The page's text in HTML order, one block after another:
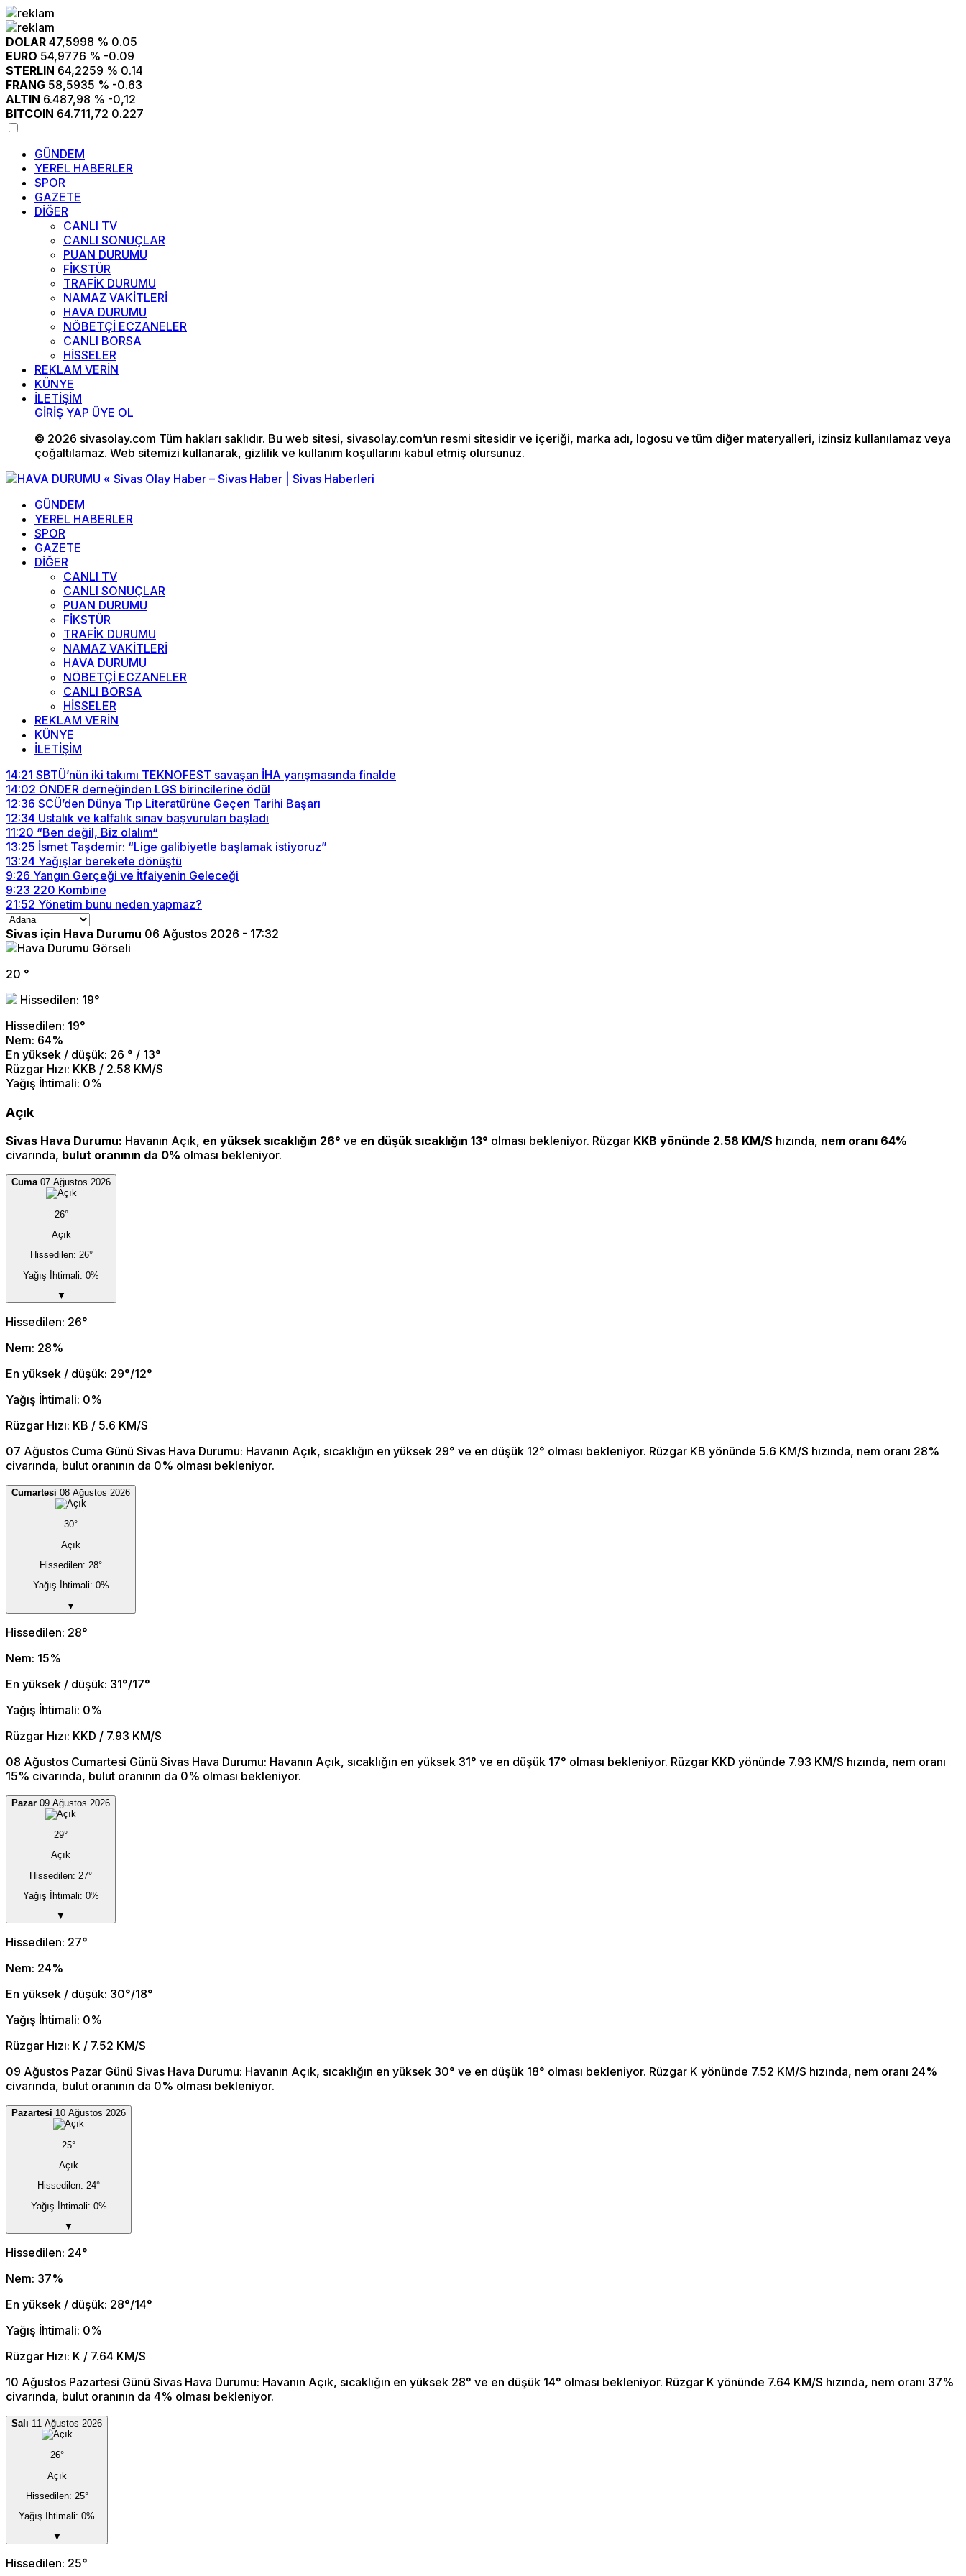
DOLAR 47,5998 % 0.05
EURO 54,9776 % -0.09
STERLIN 64,2259 % 0.14
FRANG 58,5935 % -0.63
ALTIN 6.487,98 % -0,12
BITCOIN 64.711,72 0.227
GÜNDEM
YEREL HABERLER
SPOR
GAZETE
DİĞER
CANLI TV
CANLI SONUÇLAR
PUAN DURUMU
FİKSTÜR
TRAFİK DURUMU
NAMAZ VAKİTLERİ
HAVA DURUMU
NÖBETÇİ ECZANELER
CANLI BORSA
HİSSELER
REKLAM VERİN
KÜNYE
İLETİŞİM
GİRİŞ YAP ÜYE OL
© 2026 sivasolay.com Tüm hakları saklıdır. Bu web sitesi, sivasolay.com’un resmi sitesidir ve içeriği, marka adı, logosu ve tüm diğer materyalleri, izinsiz kullanılamaz veya
çoğaltılamaz. Web sitemizi kullanarak, gizlilik ve kullanım koşullarını kabul etmiş olursunuz.
GÜNDEM
YEREL HABERLER
SPOR
GAZETE
DİĞER
CANLI TV
CANLI SONUÇLAR
PUAN DURUMU
FİKSTÜR
TRAFİK DURUMU
NAMAZ VAKİTLERİ
HAVA DURUMU
NÖBETÇİ ECZANELER
CANLI BORSA
HİSSELER
REKLAM VERİN
KÜNYE
İLETİŞİM
14:21 SBTÜ’nün iki takımı TEKNOFEST savaşan İHA yarışmasında finalde
14:02 ÖNDER derneğinden LGS birincilerine ödül
12:36 SCÜ’den Dünya Tıp Literatürüne Geçen Tarihi Başarı
12:34 Ustalık ve kalfalık sınav başvuruları başladı
11:20 “Ben değil, Biz olalım“
13:25 İsmet Taşdemir: “Lige galibiyetle başlamak istiyoruz”
13:24 Yağışlar berekete dönüştü
9:26 Yangın Gerçeği ve İtfaiyenin Geleceği
9:23 220 Kombine
21:52 Yönetim bunu neden yapmaz?
Sivas için Hava Durumu 06 Ağustos 2026 - 17:32
20 °
Hissedilen: 19°
Hissedilen: 19°
Nem: 64%
En yüksek / düşük: 26 ° / 13°
Rüzgar Hızı: KKB / 2.58 KM/S
Yağış İhtimali: 0%
Açık
Sivas Hava Durumu: Havanın Açık, en yüksek sıcaklığın 26° ve en düşük sıcaklığın 13° olması bekleniyor. Rüzgar KKB yönünde 2.58 KM/S hızında, nem oranı 64%
civarında, bulut oranının da 0% olması bekleniyor.
Cuma 07 Ağustos 2026
26°
Açık
Hissedilen: 26°
Yağış İhtimali: 0%
▼
Hissedilen: 26°
Nem: 28%
En yüksek / düşük: 29°/12°
Yağış İhtimali: 0%
Rüzgar Hızı: KB / 5.6 KM/S
07 Ağustos Cuma Günü Sivas Hava Durumu: Havanın Açık, sıcaklığın en yüksek 29° ve en düşük 12° olması bekleniyor. Rüzgar KB yönünde 5.6 KM/S hızında, nem oranı 28%
civarında, bulut oranının da 0% olması bekleniyor.
Cumartesi 08 Ağustos 2026
30°
Açık
Hissedilen: 28°
Yağış İhtimali: 0%
▼
Hissedilen: 28°
Nem: 15%
En yüksek / düşük: 31°/17°
Yağış İhtimali: 0%
Rüzgar Hızı: KKD / 7.93 KM/S
08 Ağustos Cumartesi Günü Sivas Hava Durumu: Havanın Açık, sıcaklığın en yüksek 31° ve en düşük 17° olması bekleniyor. Rüzgar KKD yönünde 7.93 KM/S hızında, nem oranı
15% civarında, bulut oranının da 0% olması bekleniyor.
Pazar 09 Ağustos 2026
29°
Açık
Hissedilen: 27°
Yağış İhtimali: 0%
▼
Hissedilen: 27°
Nem: 24%
En yüksek / düşük: 30°/18°
Yağış İhtimali: 0%
Rüzgar Hızı: K / 7.52 KM/S
09 Ağustos Pazar Günü Sivas Hava Durumu: Havanın Açık, sıcaklığın en yüksek 30° ve en düşük 18° olması bekleniyor. Rüzgar K yönünde 7.52 KM/S hızında, nem oranı 24%
civarında, bulut oranının da 0% olması bekleniyor.
Pazartesi 10 Ağustos 2026
25°
Açık
Hissedilen: 24°
Yağış İhtimali: 0%
▼
Hissedilen: 24°
Nem: 37%
En yüksek / düşük: 28°/14°
Yağış İhtimali: 0%
Rüzgar Hızı: K / 7.64 KM/S
10 Ağustos Pazartesi Günü Sivas Hava Durumu: Havanın Açık, sıcaklığın en yüksek 28° ve en düşük 14° olması bekleniyor. Rüzgar K yönünde 7.64 KM/S hızında, nem oranı 37%
civarında, bulut oranının da 4% olması bekleniyor.
Salı 11 Ağustos 2026
26°
Açık
Hissedilen: 25°
Yağış İhtimali: 0%
▼
Hissedilen: 25°